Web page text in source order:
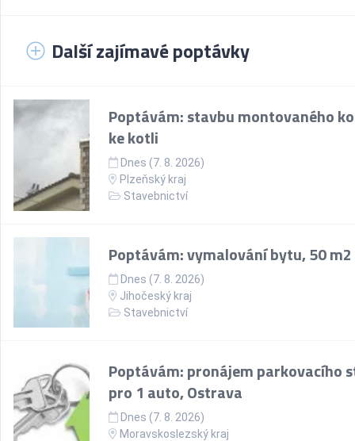
Další zajímavé poptávky
Poptávám: stavbu montovaného
ke kotli
Dnes (7. 8. 2026)
Plzeňský kraj
Stavebnictví
Poptávám: vymalování bytu, 50 m2
Dnes (7. 8. 2026)
Jihočeský kraj
Stavebnictví
Poptávám: pronájem parkovacího
pro 1 auto, Ostrava
Dnes (7. 8. 2026)
Moravskoslezský kraj